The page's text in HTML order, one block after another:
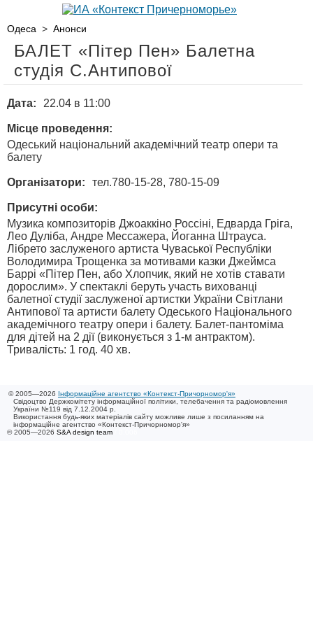
Одеса > Анонси
БАЛЕТ «Пітер Пен» Балетна
студія С.Антипової
Дата: 22.04 в 11:00
Місце проведення:
Одеський національний академічний театр опери та
балету
Організатори: тел.780-15-28, 780-15-09
Присутні особи:
Музика композиторів Джоаккіно Россіні, Едварда Гріга,
Лео Дуліба, Андре Мессажера, Йоганна Штрауса.
Лібрето заслуженого артиста Чуваської Республіки
Володимира Трощенка за мотивами казки Джеймса
Баррі «Пітер Пен, або Хлопчик, який не хотів ставати
дорослим». У спектаклі беруть участь вихованці
балетної студії заслуженої артистки України Світлани
Антипової та артисти балету Одеського Національного
академічного театру опери і балету. Балет-пантоміма
для дітей на 2 дії (виконується з 1-м антрактом).
Тривалість: 1 год. 40 хв.
© 2005—2026 Інформаційне агентство «Контекст-Причорномор'я»
Свідоцтво Держкомітету інформаційної політики, телебачення та радіомовлення
України №119 від 7.12.2004 р.
Використання будь-яких матеріалів сайту можливе лише з посиланням на
інформаційне агентство «Контекст-Причорномор'я»
© 2005—2026 S&A design team